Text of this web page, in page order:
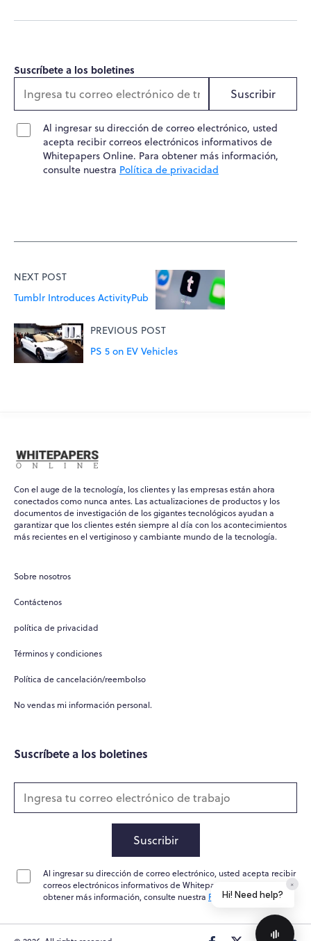
Suscríbete a los boletines
Suscribir
Al ingresar su dirección de correo electrónico, usted
acepta recibir correos electrónicos informativos de
Whitepapers Online. Para obtener más información,
consulte nuestra Política de privacidad
NEXT POST
Tumblr Introduces ActivityPub
PREVIOUS POST
PS 5 on EV Vehicles
Con el auge de la tecnología, los clientes y las empresas están ahora
conectados como nunca antes. Las actualizaciones de productos y los
documentos de investigación de los gigantes tecnológicos ayudan a
garantizar que los clientes estén siempre al día con los acontecimientos
más recientes en el vertiginoso y cambiante mundo de la tecnología.
Sobre nosotros
Contáctenos
política de privacidad
Términos y condiciones
Política de cancelación/reembolso
No vendas mi información personal.
Suscríbete a los boletines
Suscribir
Al ingresar su dirección de correo electrónico, usted acepta recibir
correos electrónicos informativos de Whitepapers Online. Para
obtener más información, consulte nuestra Política de privacidad
Hi! Need help?
×